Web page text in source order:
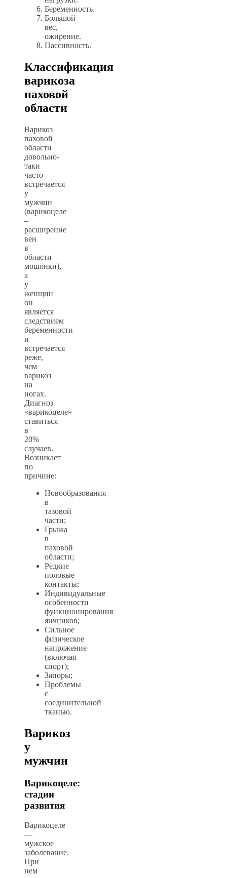
Беременность.
Большой
вес,
ожирение.
Пассивность.
Классификация
варикоза
паховой
области
Варикоз
паховой
области
довольно-
таки
часто
встречается
у
мужчин
(варикоцеле
–
расширение
вен
в
области
мошонки),
а
у
женщин
он
является
следствием
беременности
и
встречается
реже,
чем
варикоз
на
ногах.
Диагноз
«варикоцеле»
ставиться
в
20%
случаев.
Возникает
по
причине:
Новообразования
в
тазовой
части;
Грыжа
в
паховой
области;
Редкие
половые
контакты;
Индивидуальные
особенности
функционирования
яичников;
Сильное
физическое
напряжение
(включая
спорт);
Запоры;
Проблемы
с
соединительной
тканью.
Варикоз
у
мужчин
Варикоцеле:
стадии
развития
Варикоцеле
—
мужское
заболевание.
При
нем